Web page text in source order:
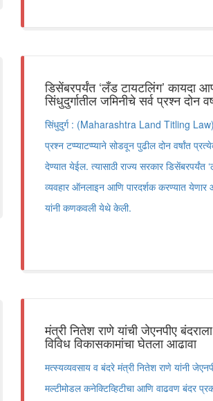
डिसेंबरपर्यंत ‘लँड टायटलिंग’
सिंधुदुर्गातील जमिनीचे सर्व प्रश्न दोन
सिंधुदुर्ग : (Maharashtra Land Titling Law)
प्रश्न टप्प्याटप्प्याने सोडवून पुढील दोन वर्षांत
देण्यात येईल. त्यासाठी राज्य सरकार
व्यवहार ऑनलाइन आणि पारदर्शक करण्यात
यांनी कणकवली येथे केली.
मंत्री नितेश राणे यांची जेएनपीए
विविध विकासकामांचा घेतला आढावा
मत्स्यव्यवसाय व बंदरे मंत्री नितेश राणे यांनी
मल्टीमोडल कनेक्टिव्हिटीचा आणि वाढवण बंदर